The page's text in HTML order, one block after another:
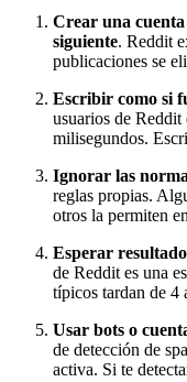
Crear una
siguiente. Reddit
publicaciones se
Escribir como si
usuarios de
milisegundos.
Ignorar las
reglas propias.
otros la permiten
Esperar
de Reddit es una
típicos tardan de 4
Usar bots o
de detección de
activa. Si te